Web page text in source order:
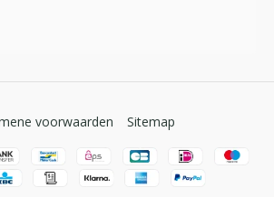
voorwaarden Sitemap